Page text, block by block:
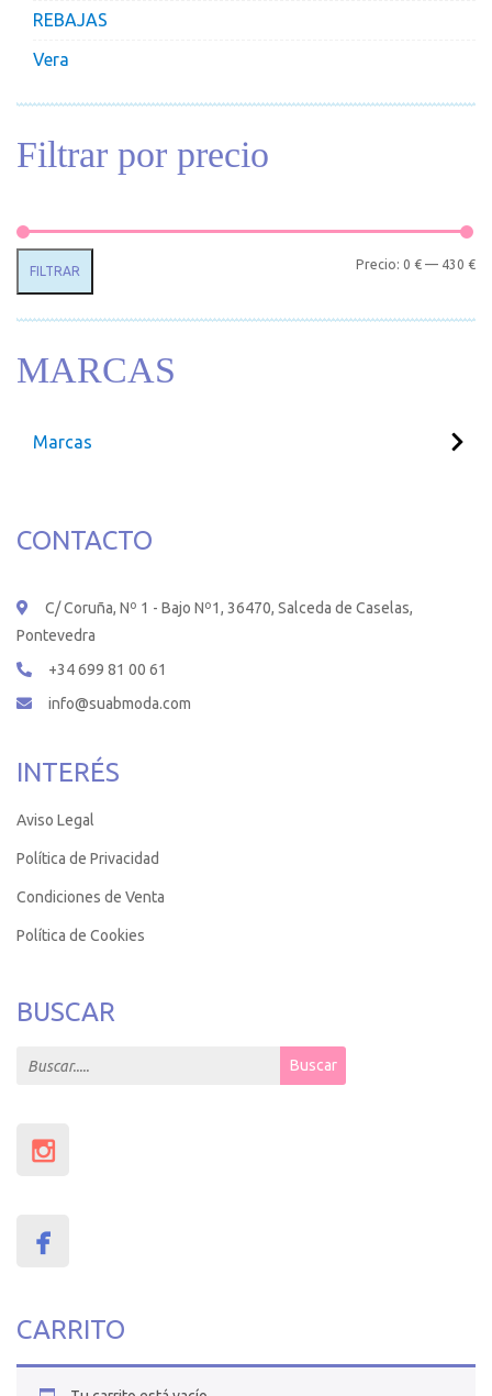
REBAJAS
Vera
Filtrar por precio
FILTRAR Precio: 0 € — 430 €
MARCAS
Marcas
CONTACTO
C/ Coruña, Nº 1 - Bajo Nº1, 36470, Salceda de Caselas,
Pontevedra
+34 699 81 00 61
info@suabmoda.com
INTERÉS
Aviso Legal
Política de Privacidad
Condiciones de Venta
Política de Cookies
BUSCAR
Search for: Buscar
CARRITO